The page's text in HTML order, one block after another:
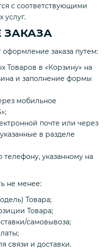
с соответствующими
услуг.
ЗАКАЗА
заказа путем:
Товаров в «Корзину» на
и заполнение формы
мобильное
почте или через
в разделе
указанному на
не менее:
Товара;
Товара;
самовывоза;
связи и доставки.